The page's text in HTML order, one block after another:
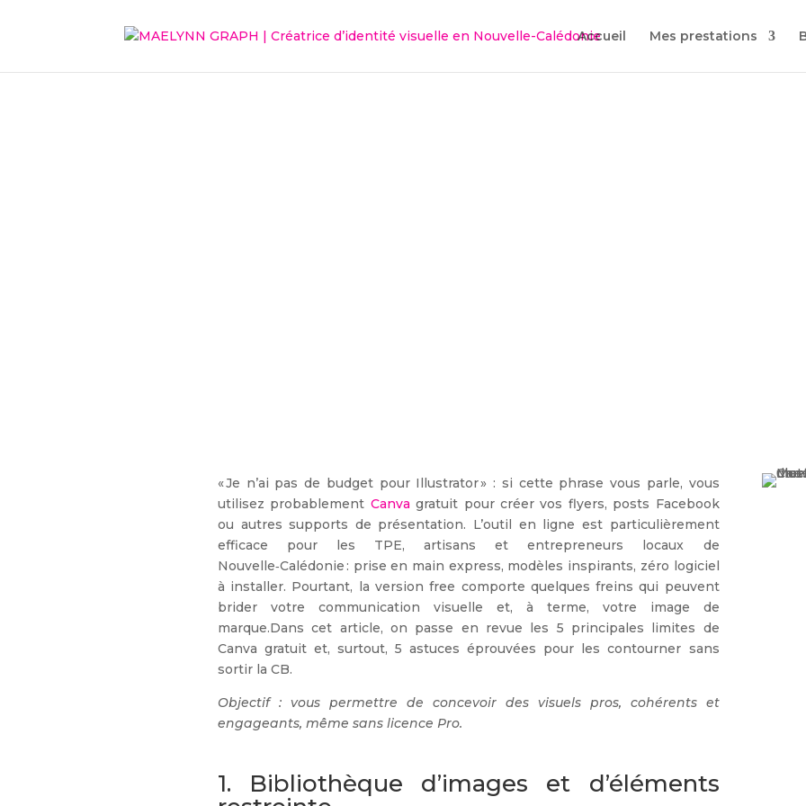
Accueil Mes prestations
« Je n’ai pas de budget pour Illustrator » : si cette phrase vous parle, vous
utilisez probablement Canva gratuit pour créer vos flyers, posts Facebook
ou autres supports de présentation. L’outil en ligne est particulièrement
efficace pour les TPE, artisans et entrepreneurs locaux de
Nouvelle‑Calédonie : prise en main express, modèles inspirants, zéro logiciel
à installer. Pourtant, la version free comporte quelques freins qui peuvent
brider votre communication visuelle et, à terme, votre image de
marque.Dans cet article, on passe en revue les 5 principales limites de
Canva gratuit et, surtout, 5 astuces éprouvées pour les contourner sans
sortir la CB.
Objectif : vous permettre de concevoir des visuels pros, cohérents et
engageants, même sans licence Pro.
1. Bibliothèque d’images et d’éléments